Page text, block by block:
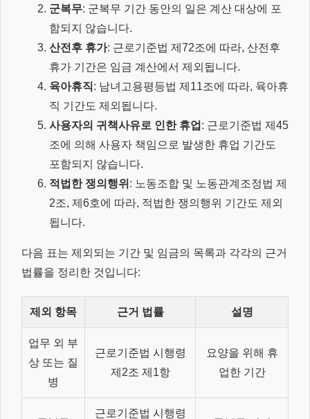
군복무: 군복무 기간 동안의 일은 계산 대상에 포
함되지 않습니다.
산전후 휴가: 근로기준법 제72조에 따라, 산전후
휴가 기간은 임금 계산에서 제외됩니다.
육아휴직: 남녀고용평등법 제11조에 따라, 육아휴
직 기간도 제외됩니다.
사용자의 귀책사유로 인한 휴업 : 근로기준법 제45
조에 의해 사용자 책임으로 발생한 휴업 기간도
포함되지 않습니다.
적법한 쟁의행위 : 노동조합 및 노동관계조정법 제
2조, 제6호에 따라, 적법한 쟁의행위 기간도 제외
됩니다.
다음 표는 제외되는 기간 및 임금의 목록과 각각의 근거
법률을 정리한 것입니다:
제외 항목 근거 법률 설명
업무 외 부
상 또는 질
병
근로기준법 시행령
제2조 제1항
요양을 위해 휴
업한 기간
근로기준법 시행령